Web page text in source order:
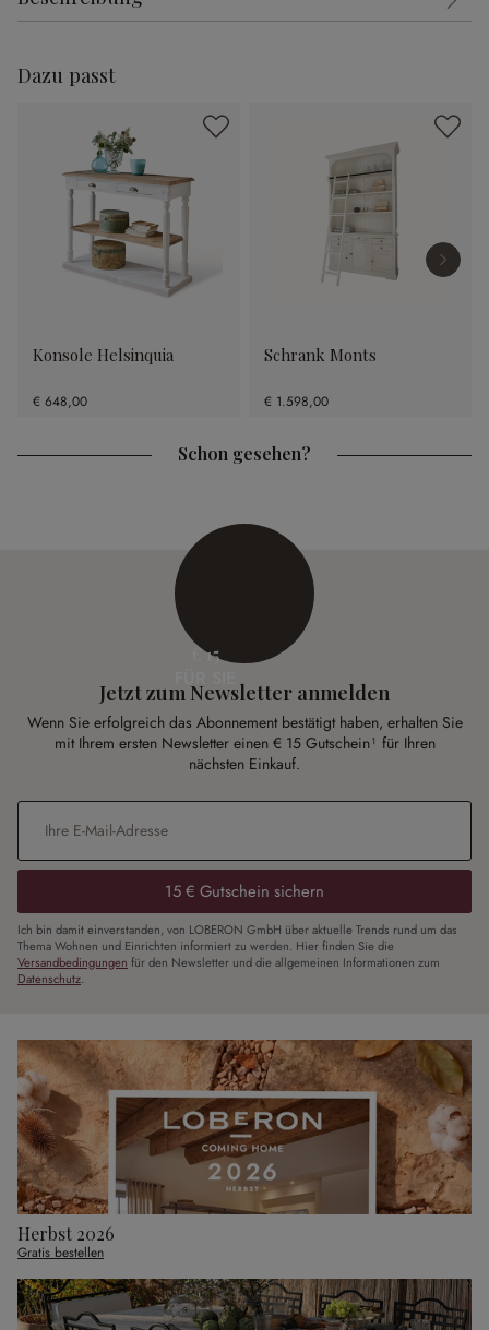
Dazu passt
Konsole Helsinquia
€ 648,00
Schrank Monts
€ 1.598,00
Schon gesehen?
€ 15
Jetzt zum Newsletter anmelden
Wenn Sie erfolgreich das Abonnement bestätigt haben, erhalten Sie
mit Ihrem ersten Newsletter einen € 15 Gutschein¹ für Ihren
nächsten Einkauf.
E-Mail-Adresse
15 € Gutschein sichern
Ich bin damit einverstanden, von LOBERON GmbH über aktuelle Trends rund um das
Thema Wohnen und Einrichten informiert zu werden. Hier finden Sie die
Versandbedingungen für den Newsletter und die allgemeinen Informationen zum
Datenschutz.
Herbst 2026
Gratis bestellen